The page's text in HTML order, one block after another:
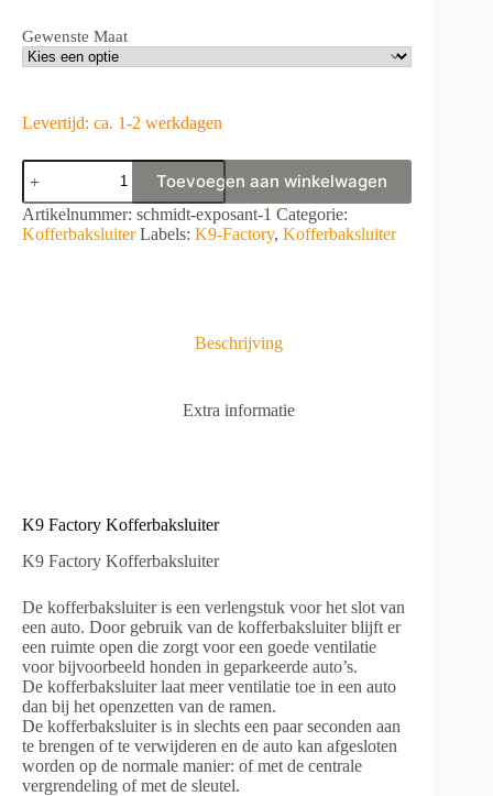
Gewenste Maat
Levertijd: ca. 1-2 werkdagen
K9
Factory
Kofferbaksluiter
aantal
Toevoegen aan winkelwagen
A
l
Artikelnummer: schmidt-exposant-1 Categorie:
Kofferbaksluiter Labels: K9-Factory, Kofferbaksluiter
Beschrijving
Extra informatie
K9 Factory Kofferbaksluiter
K9 Factory Kofferbaksluiter
De kofferbaksluiter is een verlengstuk voor het slot van
een auto. Door gebruik van de kofferbaksluiter blijft er
een ruimte open die zorgt voor een goede ventilatie
voor bijvoorbeeld honden in geparkeerde auto’s.
De kofferbaksluiter laat meer ventilatie toe in een auto
dan bij het openzetten van de ramen.
De kofferbaksluiter is in slechts een paar seconden aan
te brengen of te verwijderen en de auto kan afgesloten
worden op de normale manier: of met de centrale
vergrendeling of met de sleutel.